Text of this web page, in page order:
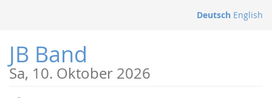
springen
Deutsch English
JB Band
Sa, 10. Oktober 2026